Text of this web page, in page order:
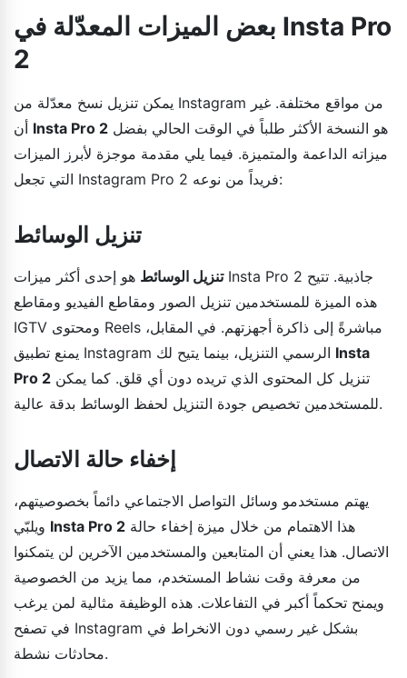
بعض الميزات المعدّلة في Insta Pro
2
يمكن تنزيل نسخ معدّلة من Instagram من مواقع مختلفة. غير
Insta Pro 2
ميزاته الداعمة والمتميزة. فيما يلي مقدمة موجزة لأبرز الميزات
التي تجعل Instagram Pro 2 فريداً من نوعه:
تنزيل الوسائط
تنزيل الوسائط هو إحدى أكثر ميزات Insta Pro 2 جاذبية. تتيح
هذه الميزة للمستخدمين تنزيل الصور ومقاطع الفيديو ومقاطع
IGTV ومحتوى Reels مباشرةً إلى ذاكرة أجهزتهم. في المقابل،
Insta
Pro 2
للمستخدمين تخصيص جودة التنزيل لحفظ الوسائط بدقة عالية.
إخفاء حالة الاتصال
يهتم مستخدمو وسائل التواصل الاجتماعي دائماً بخصوصيتهم،
Insta Pro 2
الاتصال. هذا يعني أن المتابعين والمستخدمين الآخرين لن يتمكنوا
من معرفة وقت نشاط المستخدم، مما يزيد من الخصوصية
ويمنح تحكماً أكبر في التفاعلات. هذه الوظيفة مثالية لمن يرغب
في تصفح Instagram بشكل غير رسمي دون الانخراط في
محادثات نشطة.